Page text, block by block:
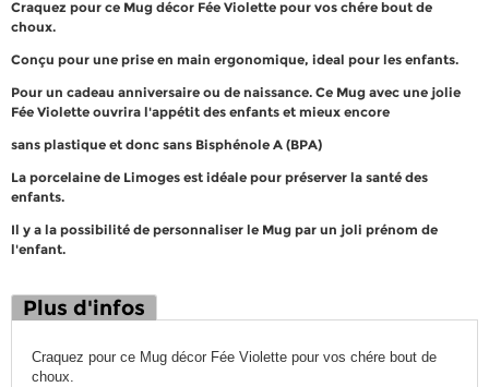
Craquez pour ce Mug décor Fée Violette pour vos chére bout de
choux.
Conçu pour une prise en main ergonomique, ideal pour les enfants.
Pour un cadeau anniversaire ou de naissance. Ce Mug avec une jolie
Fée Violette ouvrira l'appétit des enfants et mieux encore
sans plastique et donc sans Bisphénole A (BPA)
La porcelaine de Limoges est idéale pour préserver la santé des
enfants.
Il y a la possibilité de personnaliser le Mug par un joli prénom de
l'enfant.
Plus d'infos
Craquez pour ce Mug décor Fée Violette pour vos chére bout de
choux.